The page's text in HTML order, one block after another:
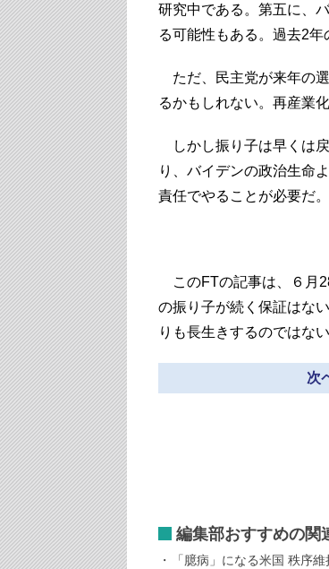
研究中である。第五に、
る可能性もある。過去2年
ただ、民主党が来年の
るかもしれない。再産業
しかし振り子は早くは
り、バイデンの政治生命
責任でやることが必要だ。
このFTの記事は、６月
の振り子が続く保証はな
りも長生きするのではな
次
編集部おすすめの関
「臆病」になる米国 秩序